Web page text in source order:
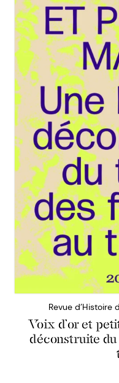
Revue d’Histoire
Voix d’or et
déconstruite